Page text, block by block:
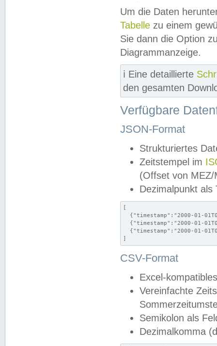
Um die Daten
Tabelle zu einem
Sie dann die Option
Diagrammanzeige.
ℹ️ Eine detaillierte
den gesamten
Verfügbare
JSON-Format
Strukturiertes
Zeitstempel im
(Offset von MEZ/
Dezimalpunkt als
[
{"timestamp":"2000-01-
{"timestamp":"2000-01-
{"timestamp":"2000-01-
]
CSV-Format
Excel-
Vereinfachte
Semikolon als
Dezimalkomma